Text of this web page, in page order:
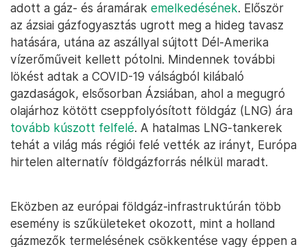
adott a gáz- és áramárak emelkedésének. Először
az ázsiai gázfogyasztás ugrott meg a hideg tavasz
hatására, utána az aszállyal sújtott Dél-Amerika
vízerőműveit kellett pótolni. Mindennek további
lökést adtak a COVID-19 válságból kilábaló
gazdaságok, elsősorban Ázsiában, ahol a megugró
olajárhoz kötött cseppfolyósított földgáz (LNG) ára
tovább kúszott felfelé. A hatalmas LNG-tankerek
tehát a világ más régiói felé vették az irányt, Európa
hirtelen alternatív földgázforrás nélkül maradt.
Eközben az európai földgáz-infrastruktúrán több
esemény is szűkületeket okozott, mint a holland
gázmezők termelésének csökkentése vagy éppen a